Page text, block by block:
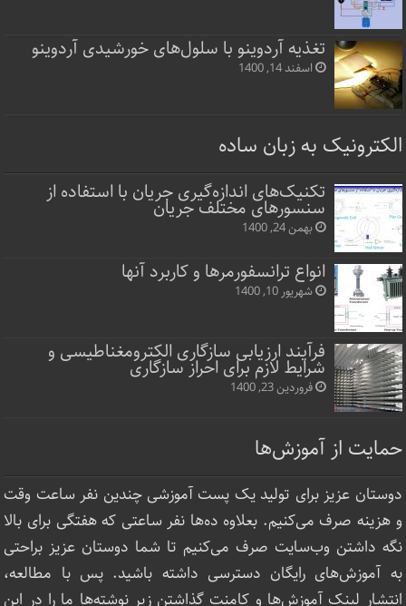
تغذیه آردوینو با سلول‌های خورشیدی آردوینو
اسفند 14, 1400
الکترونیک به زبان ساده
تکنیک‌های اندازه‌گیری جریان با استفاده از
سنسورهای مختلف جریان
بهمن 24, 1400
انواع ترانسفورمرها و کاربرد آنها
شهریور 10, 1400
فرآیند ارزیابی سازگاری الکترومغناطیسی و
شرایط لازم برای احراز سازگاری
فروردین 23, 1400
حمایت از آموزش‌ها
دوستان عزیز برای تولید یک پست آموزشی چندین نفر ساعت‌ وقت
و هزینه صرف می‌کنیم. بعلاوه ده‌ها نفر ساعتی که هفتگی برای بالا
نگه داشتن وب‌سایت صرف ‌می‌کنیم تا شما دوستان عزیز براحتی
به آموزش‌های رایگان دسترسی داشته باشید. پس با مطالعه،
انتشار لینک‌ آموزش‌ها و کامنت گذاشتن زیر نوشته‌‌ها ما را در این